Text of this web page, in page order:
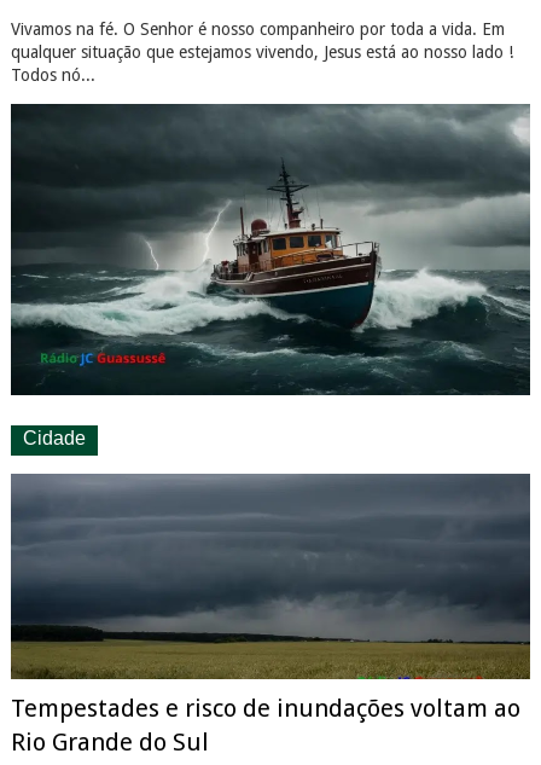
Vivamos na fé. O Senhor é nosso companheiro por toda a vida. Em
qualquer situação que estejamos vivendo, Jesus está ao nosso lado !
Todos nó...
Cidade
Tempestades e risco de inundações voltam ao
Rio Grande do Sul